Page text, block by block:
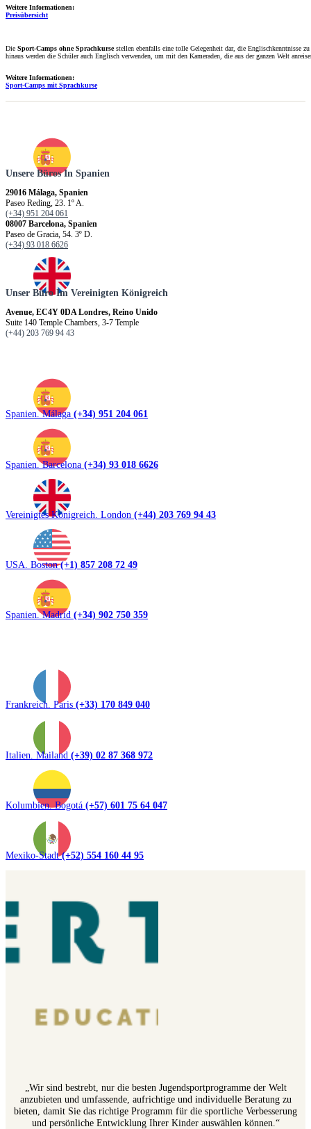
Weitere Informationen:
Preisübersicht
Die Sport-Camps ohne Sprachkursestellen ebenfalls eine tolle Gelegenheit dar, die Englischkenntnisse
hinaus werden die Schüler auch Englisch verwenden, um mit den Kameraden, die aus der ganzen Welt
Weitere Informationen:
Sport-Camps mit Sprachkurse
Unsere Büros In Spanien
29016 Málaga, Spanien
Paseo Reding, 23. 1º A.
(+34) 951 204 061
08007 Barcelona, Spanien
Paseo de Gracia, 54. 3º D.
(+34) 93 018 6626
Unser Büro Im Vereinigten Königreich
Avenue, EC4Y 0DA Londres, Reino Unido
Suite 140 Temple Chambers, 3-7 Temple
(+44) 203 769 94 43
Spanien. Málaga (+34) 951 204 061
Spanien. Barcelona (+34) 93 018 6626
Vereinigtes Königreich. London (+44) 203 769 94 43
USA. Boston(+1) 857 208 72 49
Spanien. Madrid (+34) 902 750 359
Frankreich. Paris (+33) 170 849 040
Italien. Mailand (+39) 02 87 368 972
Kolumbien. Bogotá (+57) 601 75 64 047
Mexiko-Stadt(+52) 554 160 44 95
„Wir sind bestrebt, nur die besten Jugendsportprogramme der Welt
anzubieten und umfassende, aufrichtige und individuelle Beratung zu
bieten, damit Sie das richtige Programm für die sportliche Verbesserung
und persönliche Entwicklung Ihrer Kinder auswählen können.“